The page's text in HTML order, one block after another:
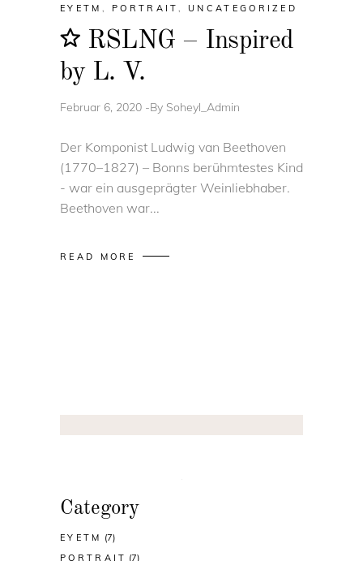
EYETM , PORTRAIT ,UNCATEGORIZED
RSLNG – Inspired
by L. V.
Februar 6, 2020 By Soheyl_Admin
Der Komponist Ludwig van Beethoven
(1770–1827) – Bonns berühmtestes Kind
- war ein ausgeprägter Weinliebhaber.
Beethoven war
READ MORE
Category
EYETM (7)
PORTRAIT (7)